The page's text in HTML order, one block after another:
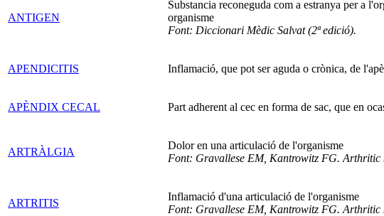
ANTIGEN
Substancia reconeguda com a estranya per a
organisme
Font: Diccionari Mèdic Salvat (2ª edició).
APENDICITIS Inflamació, que pot ser aguda o crònica, de
APÈNDIX CECAL Part adherent al cec en forma de sac, que en
ARTRÀLGIA
Dolor en una articulació de l'organisme
Font: Gravallese EM, Kantrowitz FG. Arthritic
ARTRITIS
Inflamació d'una articulació de l'organisme
Font: Gravallese EM, Kantrowitz FG. Arthritic